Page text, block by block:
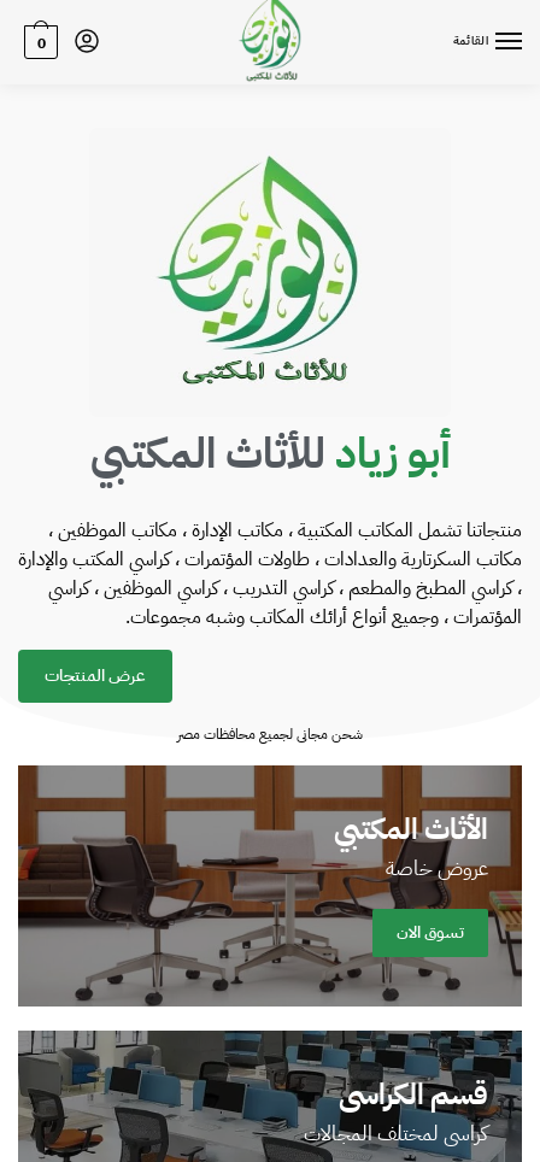
القائمة 0
أبو زياد للأثاث المكتبي
منتجاتنا تشمل المكاتب المكتبية ، مكاتب الإدارة ، مكاتب الموظفين ،
مكاتب السكرتارية والعدادات ، طاولات المؤتمرات ، كراسي المكتب والإدارة
، كراسي المطبخ والمطعم ، كراسي التدريب ، كراسي الموظفين ، كراسي
المؤتمرات ، وجميع أنواع أرائك المكاتب وشبه مجموعات.
عرض المنتجات
شحن مجانى لجميع محافظات مصر
الأثاث المكتبي
عروض خاصة
تسوق الان
قسم الكراسى
كراسى لمختلف المجالات